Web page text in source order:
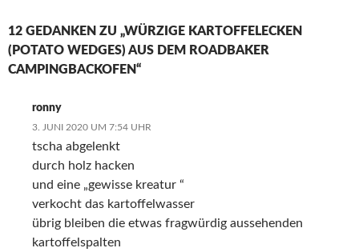
12 GEDANKEN ZU „WÜRZIGE KARTOFFELECKEN
(POTATO WEDGES) AUS DEM ROADBAKER
CAMPINGBACKOFEN“
ronny
3. JUNI 2020 UM 7:54 UHR
tscha abgelenkt
durch holz hacken
und eine „gewisse kreatur “
verkocht das kartoffelwasser
übrig bleiben die etwas fragwürdig aussehenden
kartoffelspalten